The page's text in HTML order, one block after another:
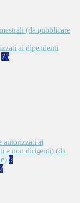
(da pubblicare
ai dipendenti
75
autorizzati ai
e non dirigenti) (da
5
2